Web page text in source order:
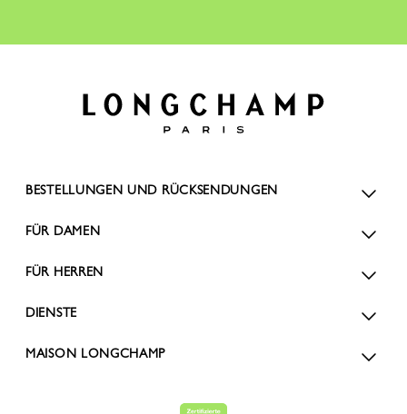
BESTELLUNGEN UND RÜCKSENDUNGEN
FÜR DAMEN
FÜR HERREN
DIENSTE
MAISON LONGCHAMP